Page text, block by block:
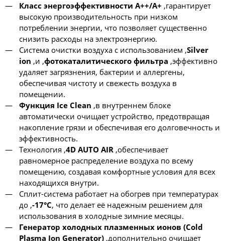
Класс энергоэффективности A++/A+ ,гарантирует
высокую производительность при низком
потреблении энергии, что позволяет существенно
снизить расходы на электроэнергию.
Система очистки воздуха с использованием ,Silver
ion ,и ,фотокаталитического фильтра ,эффективно
удаляет загрязнения, бактерии и аллергены,
обеспечивая чистоту и свежесть воздуха в
помещении.
Функция Ice Clean ,в внутреннем блоке
автоматически очищает устройство, предотвращая
накопление грязи и обеспечивая его долговечность и
эффективность.
Технология ,4D AUTO AIR,обеспечивает
равномерное распределение воздуха по всему
помещению, создавая комфортные условия для всех
находящихся внутри.
Сплит-система работает на обогрев при температурах
до ,-17°C, что делает её надежным решением для
использования в холодные зимние месяцы.
Генератор холодных плазменных ионов (Cold
Plasma Ion Generator),дополнительно очищает